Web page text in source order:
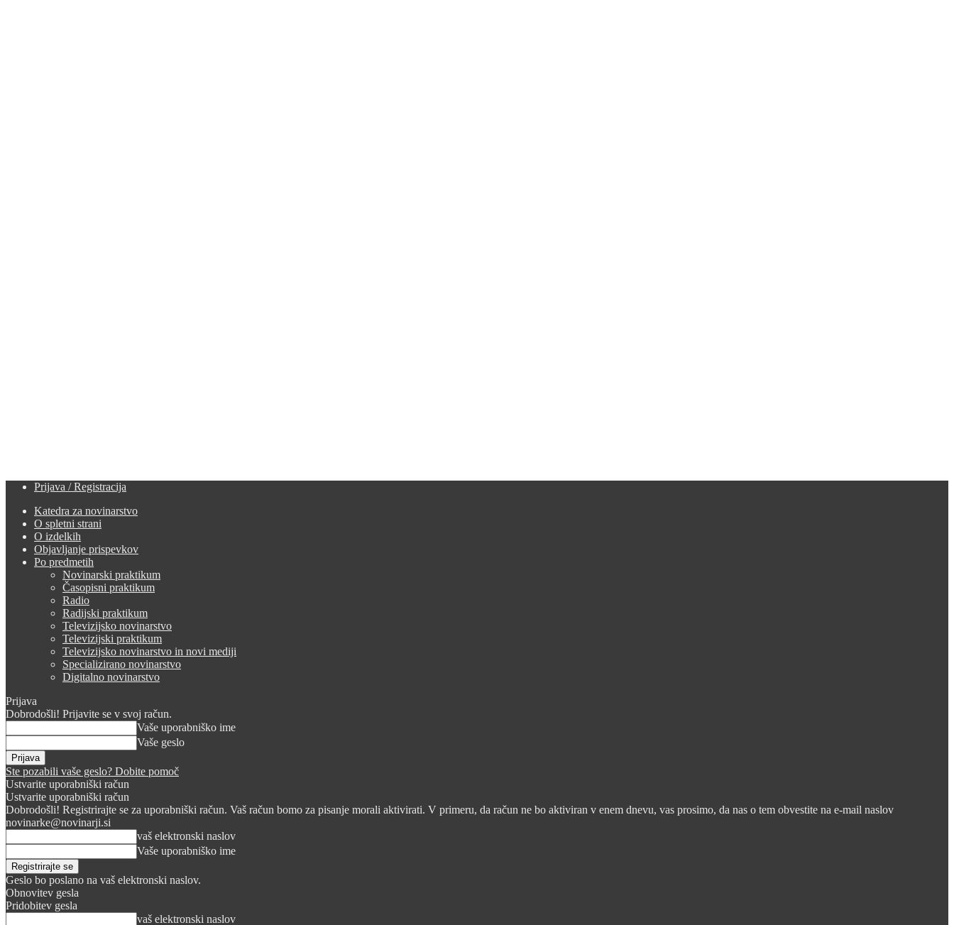
Prijava / Registracija
Katedra za novinarstvo
O spletni strani
O izdelkih
Objavljanje prispevkov
Po predmetih
Novinarski praktikum
Časopisni praktikum
Radio
Radijski praktikum
Televizijsko novinarstvo
Televizijski praktikum
Televizijsko novinarstvo in novi mediji
Specializirano novinarstvo
Digitalno novinarstvo
Prijava
Dobrodošli! Prijavite se v svoj račun.
Vaše uporabniško ime
Vaše geslo
Ste pozabili vaše geslo? Dobite pomoč
Ustvarite uporabniški račun
Ustvarite uporabniški račun
Dobrodošli! Registrirajte se za uporabniški račun. Vaš račun bomo za pisanje morali aktivirati. V primeru, da račun ne bo aktiviran v enem dnevu, vas prosimo, da nas o tem obvestite na e-mail naslov
novinarke@novinarji.si
vaš elektronski naslov
Vaše uporabniško ime
Geslo bo poslano na vaš elektronski naslov.
Obnovitev gesla
Pridobitev gesla
vaš elektronski naslov